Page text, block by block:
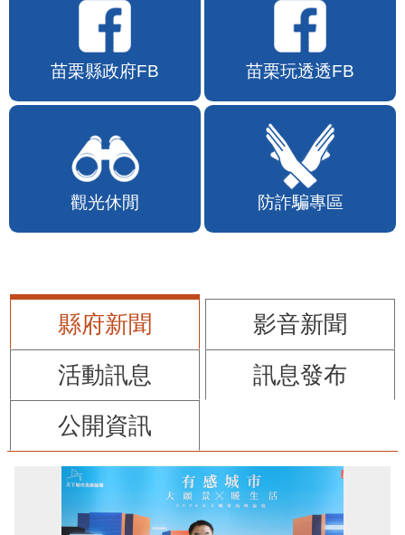
苗栗縣政府FB 苗栗玩透透FB
觀光休閒 防詐騙專區
縣府新聞
影音新聞
活動訊息
訊息發布
公開資訊